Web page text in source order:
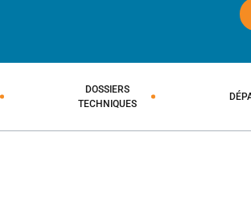
DOSSIERS
TECHNIQUES